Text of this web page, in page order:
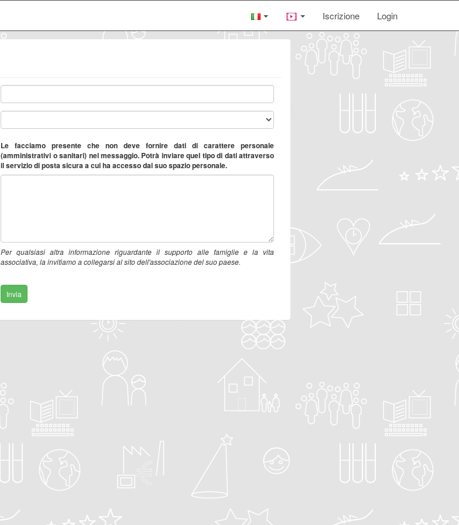
Iscrizione Login
Le facciamo presente che non deve fornire dati di carattere personale
(amministrativi o sanitari) nel messaggio. Potrà inviare quel tipo di dati attraverso
il servizio di posta sicura a cui ha accesso dal suo spazio personale.
Per qualsiasi altra informazione riguardante il supporto alle famiglie e la vita
associativa, la invitiamo a collegarsi al sito dell'associazione del suo paese.
Invia